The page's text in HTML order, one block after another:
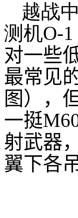
越战
测机O-1
对一些
最常见
图），
一挺
射武器
翼下各